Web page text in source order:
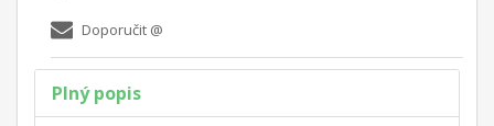
Plný popis